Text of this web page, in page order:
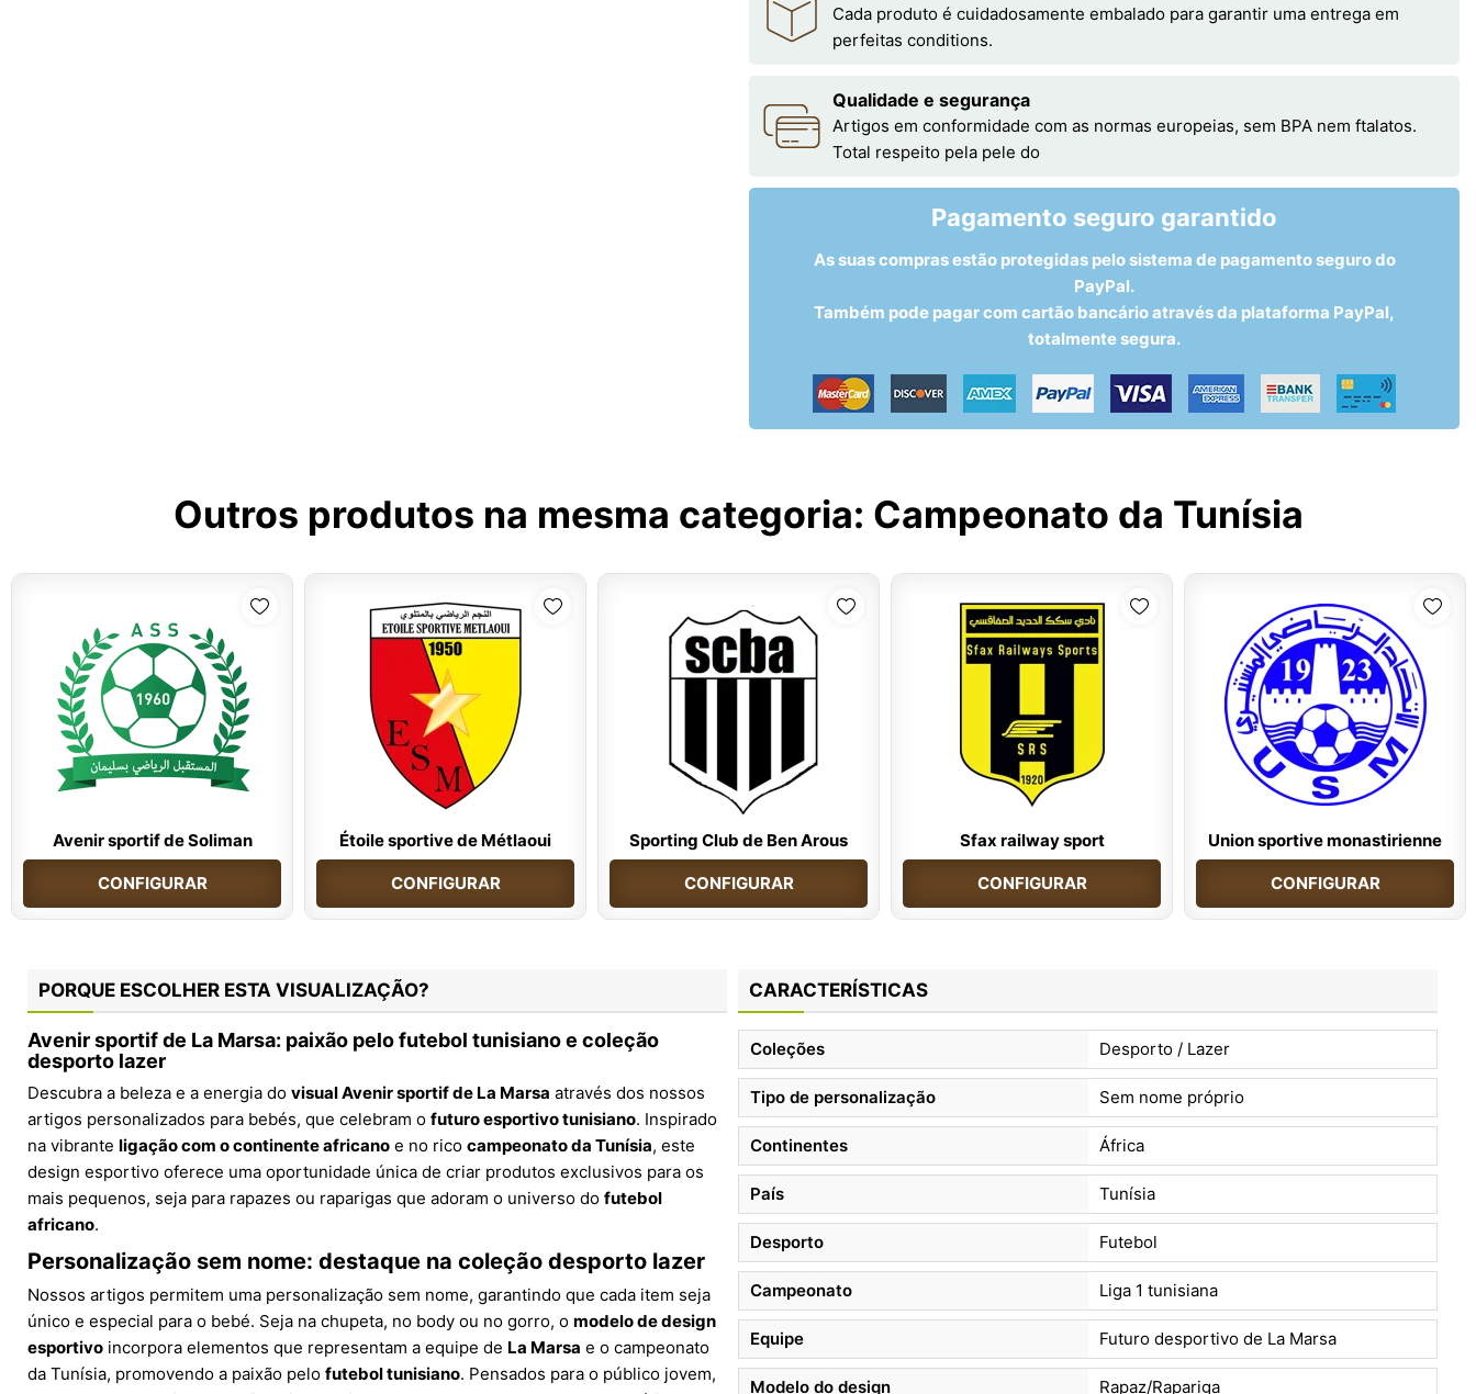
Cada produto é cuidadosamente embalado para garantir uma entrega em
perfeitas conditions.
Qualidade e segurança
Artigos em conformidade com as normas europeias, sem BPA nem ftalatos.
Total respeito pela pele do
Pagamento seguro garantido
As suas compras estão protegidas pelo sistema de pagamento seguro do
PayPal.
Também pode pagar com cartão bancário através da plataforma PayPal,
totalmente segura.
Outros produtos na mesma categoria: Campeonato da Tunísia
Avenir sportif de Soliman
CONFIGURAR
Étoile sportive de Métlaoui
CONFIGURAR
Sporting Club de Ben Arous
CONFIGURAR
Sfax railway sport
CONFIGURAR
Union sportive monastirienne
CONFIGURAR
PORQUE ESCOLHER ESTA VISUALIZAÇÃO?
Avenir sportif de La Marsa: paixão pelo futebol tunisiano e coleção
desporto lazer
Descubra a beleza e a energia do visual Avenir sportif de La Marsa através dos nossos
artigos personalizados para bebés, que celebram o futuro esportivo tunisiano. Inspirado
na vibrante ligação com o continente africano e no rico campeonato da Tunísia, este
design esportivo oferece uma oportunidade única de criar produtos exclusivos para os
mais pequenos, seja para rapazes ou raparigas que adoram o universo do futebol
africano.
Personalização sem nome: destaque na coleção desporto lazer
Nossos artigos permitem uma personalização sem nome, garantindo que cada item seja
único e especial para o bebé. Seja na chupeta, no body ou no gorro, o modelo de design
esportivo incorpora elementos que representam a equipe de La Marsa e o campeonato
da Tunísia, promovendo a paixão pelo futebol tunisiano. Pensados para o público jovem,
CARACTERÍSTICAS
Coleções Desporto / Lazer
Tipo de personalização Sem nome próprio
Continentes África
País Tunísia
Desporto Futebol
Campeonato Liga 1 tunisiana
Equipe Futuro desportivo de La Marsa
Modelo do design Rapaz/Rapariga